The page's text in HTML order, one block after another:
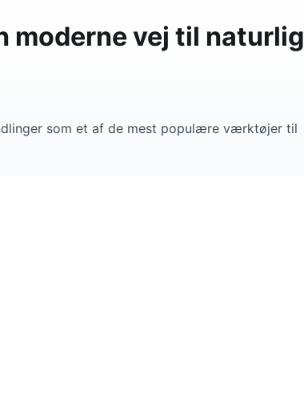
moderne vej til naturlig
som et af de mest populære værktøjer til